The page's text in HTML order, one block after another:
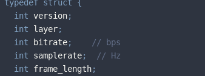
typedef struct
{
int version;
int layer;
int bitrate;
// bps
int samplerate;
// Hz
int frame_length;